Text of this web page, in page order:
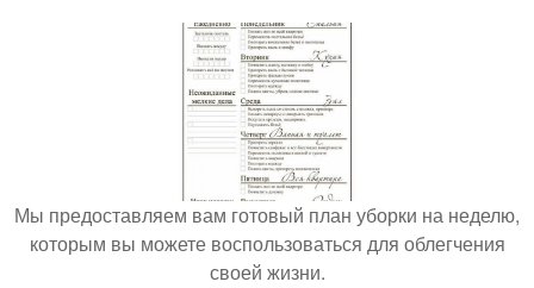
Мы предоставляем вам готовый план уборки на неделю,
которым вы можете воспользоваться для облегчения
своей жизни.